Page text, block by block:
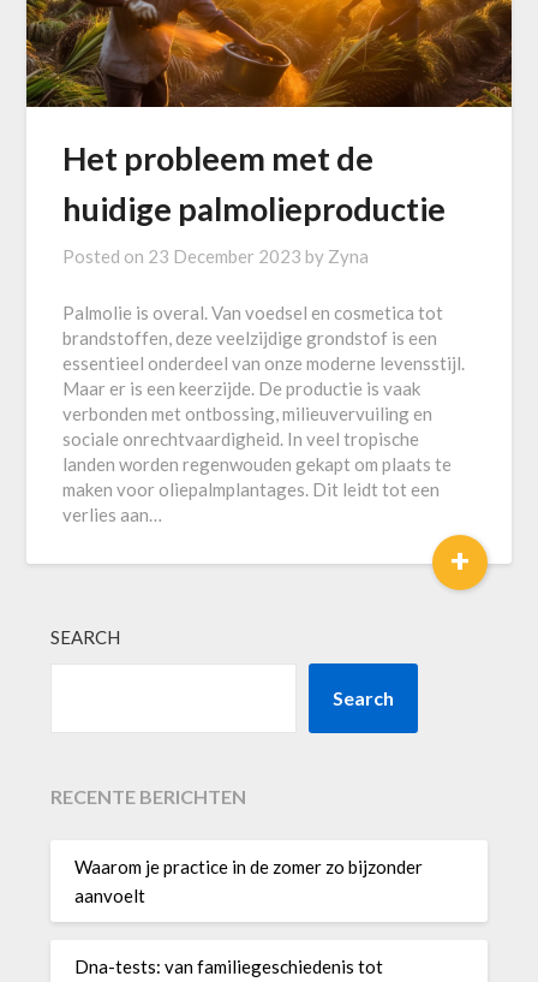
Het probleem met de
huidige palmolieproductie
Posted on 23 December 2023 by Zyna
Palmolie is overal. Van voedsel en cosmetica tot
brandstoffen, deze veelzijdige grondstof is een
essentieel onderdeel van onze moderne levensstijl.
Maar er is een keerzijde. De productie is vaak
verbonden met ontbossing, milieuvervuiling en
sociale onrechtvaardigheid. In veel tropische
landen worden regenwouden gekapt om plaats te
maken voor oliepalmplantages. Dit leidt tot een
verlies aan…
+
SEARCH
Search
RECENTE BERICHTEN
Waarom je practice in de zomer zo bijzonder
aanvoelt
Dna-tests: van familiegeschiedenis tot